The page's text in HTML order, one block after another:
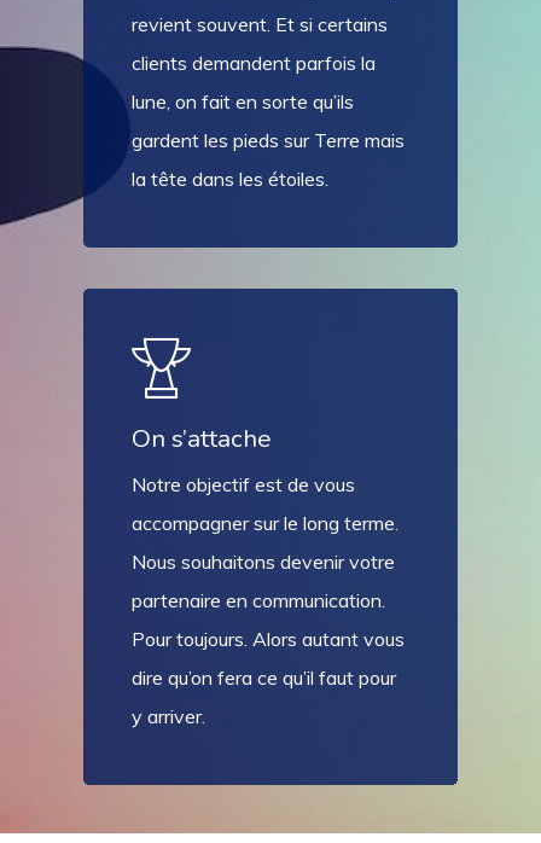
revient souvent. Et si certains
clients demandent parfois la
lune, on fait en sorte qu’ils
gardent les pieds sur Terre mais
la tête dans les étoiles.
On s’attache
Notre objectif est de vous
accompagner sur le long terme.
Nous souhaitons devenir votre
partenaire en communication.
Pour toujours. Alors autant vous
dire qu’on fera ce qu’il faut pour
y arriver.